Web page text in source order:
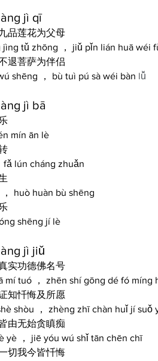
jì qī
品莲花为父母
jìng tǔ zhōng ， jiǔ pǐn lián huā wéi
退菩萨为伴侣
shēng ， bù tuì pú sà wéi bàn lǚ
jì bā
mín ān lè
lún cháng zhuǎn
huò huàn bù shēng
shēng jí lè
jì jiǔ
实功德佛名号
mí tuó ， zhēn shí gōng dé fó míng
知忏悔及所愿
shòu ， zhèng zhī chàn huǐ jí suǒ
由无始贪瞋痴
yè ， jiē yóu wú shǐ tān chēn chī
切我今皆忏悔